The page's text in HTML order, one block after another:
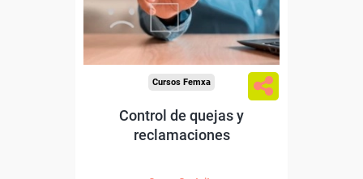
Sector
-Finanzas y Seguros.
Cursos Femxa
Control de quejas y
reclamaciones